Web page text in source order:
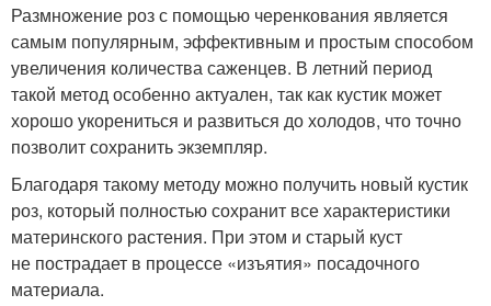
Размножение роз с помощью черенкования является
самым популярным, эффективным и простым способом
увеличения количества саженцев. В летний период
такой метод особенно актуален, так как кустик может
хорошо укорениться и развиться до холодов, что точно
позволит сохранить экземпляр.
Благодаря такому методу можно получить новый кустик
роз, который полностью сохранит все характеристики
материнского растения. При этом и старый куст
не пострадает в процессе «изъятия» посадочного
материала.